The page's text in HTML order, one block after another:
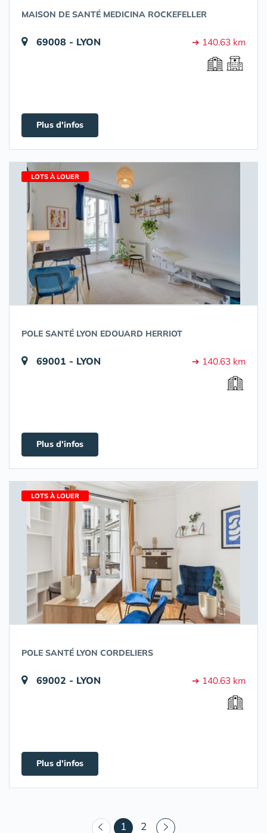
MAISON DE SANTÉ MEDICINA ROCKEFELLER
69008 - LYON ➔ 140.63 km
Plus d'infos
LOTS À LOUER
POLE SANTÉ LYON EDOUARD HERRIOT
69001 - LYON ➔ 140.63 km
Plus d'infos
LOTS À LOUER
POLE SANTÉ LYON CORDELIERS
69002 - LYON ➔ 140.63 km
Plus d'infos
1 (courant)
2